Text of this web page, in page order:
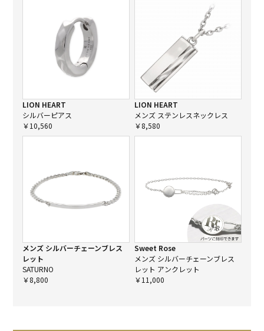
LION HEART
シルバーピアス
￥10,560
LION HEART
メンズ ステンレスネックレス
￥8,580
メンズ シルバーチェーンブレス
レット
SATURNO
￥8,800
Sweet Rose
メンズ シルバーチェーンブレス
レット アンクレット
￥11,000